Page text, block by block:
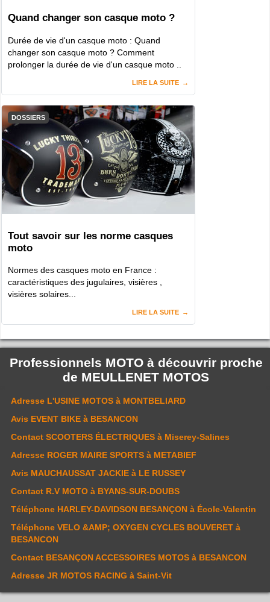
Quand changer son casque moto ?
Durée de vie d'un casque moto : Quand
changer son casque moto ? Comment
prolonger la durée de vie d'un casque moto ..
LIRE LA SUITE
DOSSIERS
Tout savoir sur les norme casques
moto
Normes des casques moto en France :
caractéristiques des jugulaires, visières ,
visières solaires...
LIRE LA SUITE
Professionnels MOTO à découvrir proche
de MEULLENET MOTOS
Adresse L'USINE MOTOS à MONTBELIARD
Avis EVENT BIKE à BESANCON
Contact SCOOTERS ÉLECTRIQUES à Miserey-Salines
Adresse ROGER MAIRE SPORTS à METABIEF
Avis MAUCHAUSSAT JACKIE à LE RUSSEY
Contact R.V MOTO à BYANS-SUR-DOUBS
Téléphone HARLEY-DAVIDSON BESANÇON à École-Valentin
Téléphone VELO &AMP; OXYGEN CYCLES BOUVERET à
BESANCON
Contact BESANÇON ACCESSOIRES MOTOS à BESANCON
Adresse JR MOTOS RACING à Saint-Vit